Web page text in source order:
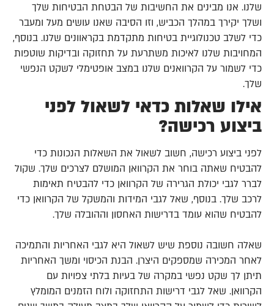
שלנו. אנו מבינים את החשיבות של הבטחת הבטיחות שלך
ושלך יקירך במהלך הכביש, וזו הסיבה שאנו עושים מעל ומעבר
כדי לשלב טכנולוגיית בטיחות מתקדמת בקראוונים שלנו. בנוסף,
המחויבות שלנו לאיכות משתרעת על תחזוקה ובדיקות שוטפות
כדי לשמור על הקרוואנים שלנו במצב אופטימלי לשקט הנפשי
שלך.
אילו שאלות כדאי לשאול לפני
ביצוע רכישה?
לפני ביצוע רכישה, חשוב לשאול את השאלות הנכונות כדי
להבטיח שאתה בוחר את הקרוואן המושלם לצרכים שלך. שקול
לברר לגבי יכולת הגרירה של הקרוואן כדי להבטיח תאימות
לרכב שלך. בנוסף, שאל לגבי המידות והמשקל של הקרוואן כדי
להבטיח שהוא עומד בדרישות האחסון וההובלה שלך.
שאלה חשובה נוספת שיש לשאול היא לגבי האחריות והתמיכה
לאחר המכירה שמספקים היצרן. הבנת הכיסוי ומשך האחריות
תיתן לך שקט נפשי במקרה של בעיות בלתי צפויות עם
הקרוואן. שאל לגבי דרישות התחזוקה ולוח הזמנים המומלץ